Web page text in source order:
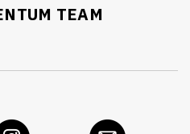
TEAM